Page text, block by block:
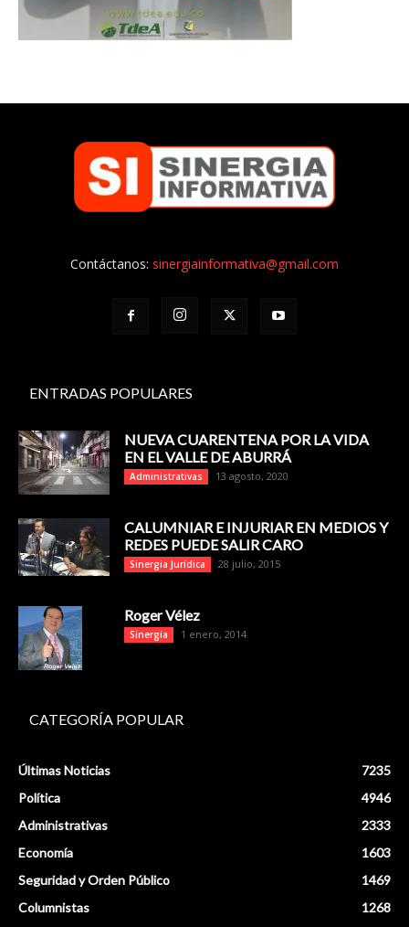
Contáctanos: sinergiainformativa@gmail.com
ENTRADAS POPULARES
NUEVA CUARENTENA POR LA VIDA
EN EL VALLE DE ABURRÁ
Administrativas 13 agosto, 2020
CALUMNIAR E INJURIAR EN MEDIOS Y
REDES PUEDE SALIR CARO
Sinergia Jurídica 28 julio, 2015
Roger Vélez
Sinergia 1 enero, 2014
CATEGORÍA POPULAR
Últimas Noticias
7235
Política
4946
Administrativas
2333
Economía
1603
Seguridad y Orden Público
1469
Columnistas
1268